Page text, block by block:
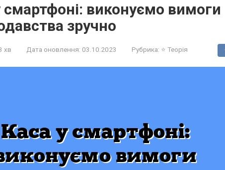
смартфоні: виконуємо вимоги
зручно
хв Дата оновлення: 03.10.2023 Рубрика: ⭐ Теорія